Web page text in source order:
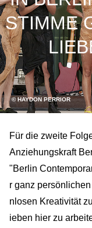
STIMME
© HAYDON PERRIOR
Für die zweite
Anziehungskraft
"Berlin
r ganz
nlosen Kreativität
ieben hier zu